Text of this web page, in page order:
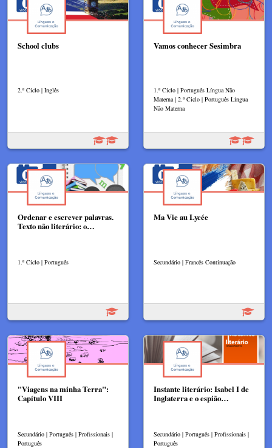
School clubs
2.º Ciclo | Inglês
Vamos conhecer Sesimbra
1.º Ciclo | Português Língua Não
Materna | 2.º Ciclo | Português Língua
Não Materna
Ordenar e escrever palavras.
Texto não literário: o…
1.º Ciclo | Português
Ma Vie au Lycée
Secundário | Francês Continuação
"Viagens na minha Terra":
Capítulo VIII
Secundário | Português | Profissionais |
Português
Instante literário: Isabel I de
Inglaterra e o espião…
Secundário | Português | Profissionais |
Português